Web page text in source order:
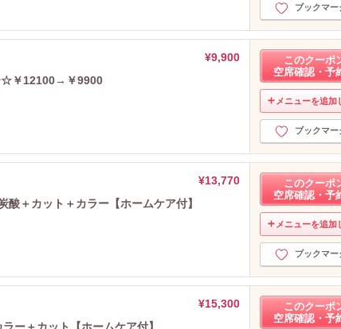
ブックマー
¥9,900
☆￥12100→￥9900
このクーポ
空席確認・予
メニューを追加
ブックマー
¥13,770
＋カット＋カラー【ホームケア付】
このクーポ
空席確認・予
メニューを追加
ブックマー
¥15,300
このクーポ
空席確認・予